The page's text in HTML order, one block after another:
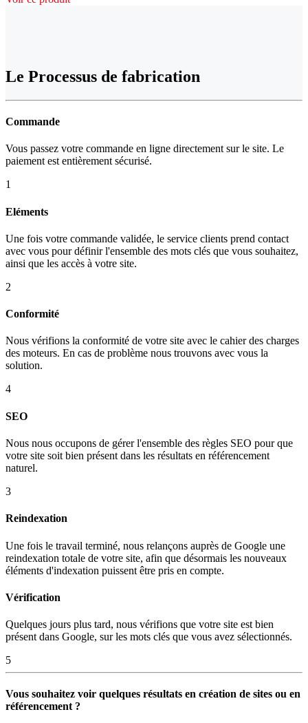
Le Processus de fabrication
Commande
Vous passez votre commande en ligne directement sur le site. Le
paiement est entièrement sécurisé.
1
Eléments
Une fois votre commande validée, le service clients prend contact
avec vous pour définir l'ensemble des mots clés que vous souhaitez,
ainsi que les accès à votre site.
2
Conformité
Nous vérifions la conformité de votre site avec le cahier des charges
des moteurs. En cas de problème nous trouvons avec vous la
solution.
4
SEO
Nous nous occupons de gérer l'ensemble des règles SEO pour que
votre site soit bien présent dans les résultats en référencement
naturel.
3
Reindexation
Une fois le travail terminé, nous relançons auprès de Google une
reindexation totale de votre site, afin que désormais les nouveaux
éléments d'indexation puissent être pris en compte.
Vérification
Quelques jours plus tard, nous vérifions que votre site est bien
présent dans Google, sur les mots clés que vous avez sélectionnés.
5
Vous souhaitez voir quelques résultats en création de sites ou en
référencement ?